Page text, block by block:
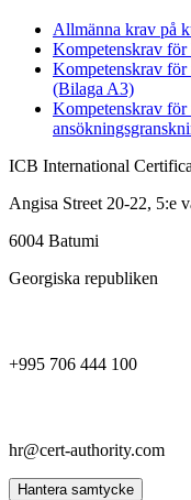
Allmänna krav på
Kompetenskrav
Kompetenskrav för
(Bilaga A3)
Kompetenskrav för
ICB International
Angisa Street 20-22, 5:e
6004 Batumi
Georgiska republiken
+995 706 444 100
hr@cert-authority.com
Hantera samtycke